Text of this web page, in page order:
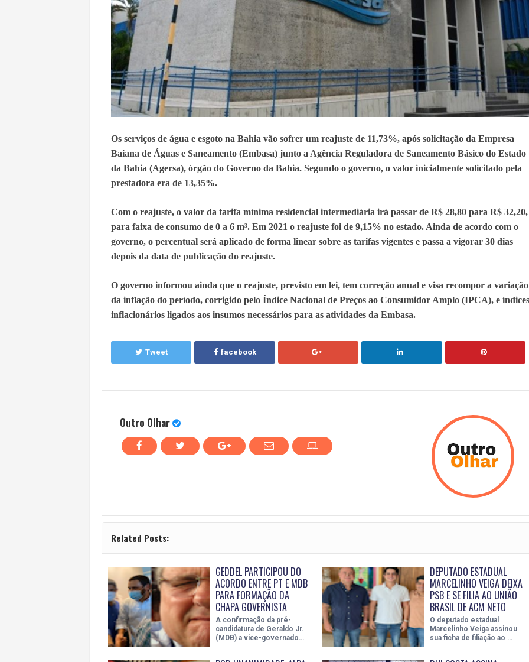
Os serviços de água e esgoto na Bahia vão sofrer um reajuste de 11,73%, após solicitação da Empresa
Baiana de Águas e Saneamento (Embasa) junto a Agência Reguladora de Saneamento Básico do Estado
da Bahia (Agersa), órgão do Governo da Bahia. Segundo o governo, o valor inicialmente solicitado pela
prestadora era de 13,35%.
Com o reajuste, o valor da tarifa mínima residencial intermediária irá passar de R$ 28,80 para R$ 32,20,
para faixa de consumo de 0 a 6 m³. Em 2021 o reajuste foi de 9,15% no estado. Ainda de acordo com o
governo, o percentual será aplicado de forma linear sobre as tarifas vigentes e passa a vigorar 30 dias
depois da data de publicação do reajuste.
O governo informou ainda que o reajuste, previsto em lei, tem correção anual e visa recompor a variação
da inflação do período, corrigido pelo Índice Nacional de Preços ao Consumidor Amplo (IPCA), e índices
inflacionários ligados aos insumos necessários para as atividades da Embasa.
Tweet facebook
Outro Olhar
Related Posts:
GEDDEL PARTICIPOU DO
ACORDO ENTRE PT E MDB
PARA FORMAÇÃO DA
CHAPA GOVERNISTA
A confirmação da pré-
candidatura de Geraldo Jr.
(MDB) a vice-governado…
DEPUTADO ESTADUAL
MARCELINHO VEIGA DEIXA
PSB E SE FILIA AO UNIÃO
BRASIL DE ACM NETO
O deputado estadual
Marcelinho Veiga assinou
sua ficha de filiação ao …